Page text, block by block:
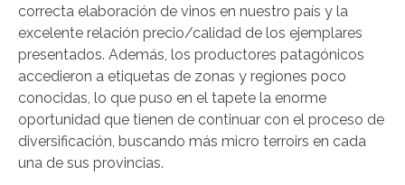
correcta elaboración de vinos en nuestro país y la
excelente relación precio/calidad de los ejemplares
presentados. Además, los productores patagónicos
accedieron a etiquetas de zonas y regiones poco
conocidas, lo que puso en el tapete la enorme
oportunidad que tienen de continuar con el proceso de
diversificación, buscando más micro terroirs en cada
una de sus provincias.